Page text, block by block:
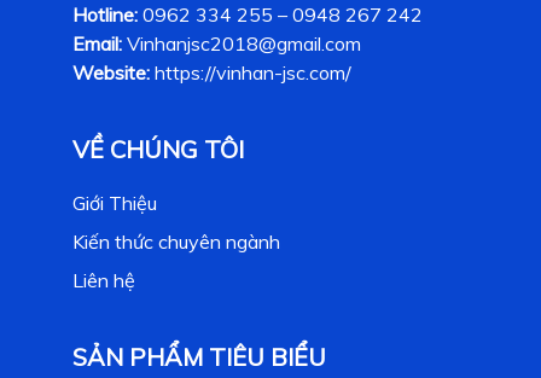
Hotline: 0962 334 255 – 0948 267 242
Email: Vinhanjsc2018@gmail.com
Website: https://vinhan-jsc.com/
VỀ CHÚNG TÔI
Giới Thiệu
Kiến thức chuyên ngành
Liên hệ
SẢN PHẨM TIÊU BIỂU